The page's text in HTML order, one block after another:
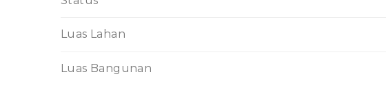
Luas Lahan
Luas Bangunan